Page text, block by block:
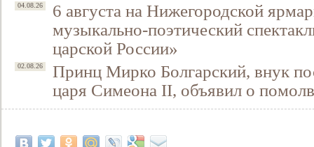
04.08.26
6 августа на Нижегородской
музыкально-поэтический
царской России»
02.08.26
Принц Мирко Болгарский, внук
царя Симеона II, объявил о